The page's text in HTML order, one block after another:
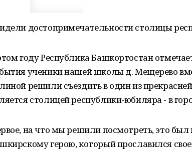
достопримечательности столицы
году Республика Башкортостан
ученики нашей школы д. Мещерево
решили съездить в один из
столицей республики-юбиляра - в
на что мы решили посмотреть, это
герою, который прославился